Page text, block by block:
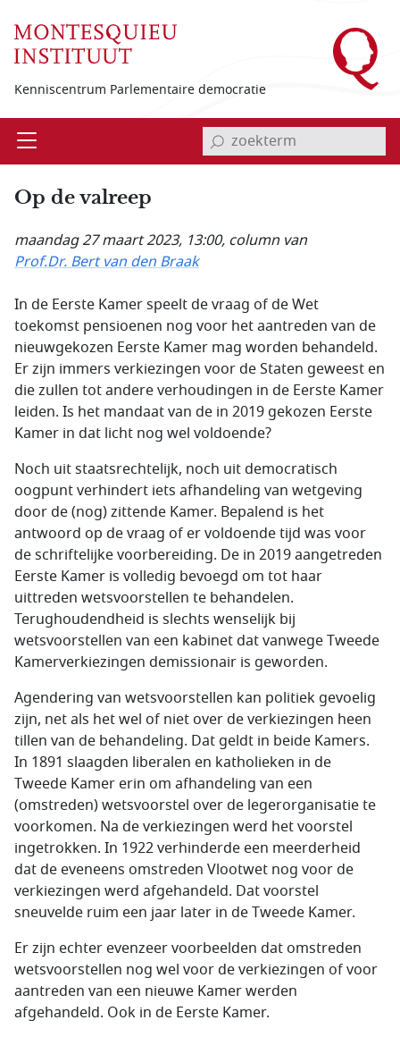
Kenniscentrum Parlementaire democratie
Open invoerveld zoekterm
Op de valreep
maandag 27 maart 2023, 13:00, column van
Prof.Dr. Bert van den Braak
In de Eerste Kamer speelt de vraag of de Wet
toekomst pensioenen nog voor het aantreden van de
nieuwgekozen Eerste Kamer mag worden behandeld.
Er zijn immers verkiezingen voor de Staten geweest en
die zullen tot andere verhoudingen in de Eerste Kamer
leiden. Is het mandaat van de in 2019 gekozen Eerste
Kamer in dat licht nog wel voldoende?
Noch uit staatsrechtelijk, noch uit democratisch
oogpunt verhindert iets afhandeling van wetgeving
door de (nog) zittende Kamer. Bepalend is het
antwoord op de vraag of er voldoende tijd was voor
de schriftelijke voorbereiding. De in 2019 aangetreden
Eerste Kamer is volledig bevoegd om tot haar
uittreden wetsvoorstellen te behandelen.
Terughoudendheid is slechts wenselijk bij
wetsvoorstellen van een kabinet dat vanwege Tweede
Kamerverkiezingen demissionair is geworden.
Agendering van wetsvoorstellen kan politiek gevoelig
zijn, net als het wel of niet over de verkiezingen heen
tillen van de behandeling. Dat geldt in beide Kamers.
In 1891 slaagden liberalen en katholieken in de
Tweede Kamer erin om afhandeling van een
(omstreden) wetsvoorstel over de legerorganisatie te
voorkomen. Na de verkiezingen werd het voorstel
ingetrokken. In 1922 verhinderde een meerderheid
dat de eveneens omstreden Vlootwet nog voor de
verkiezingen werd afgehandeld. Dat voorstel
sneuvelde ruim een jaar later in de Tweede Kamer.
Er zijn echter evenzeer voorbeelden dat omstreden
wetsvoorstellen nog wel voor de verkiezingen of voor
aantreden van een nieuwe Kamer werden
afgehandeld. Ook in de Eerste Kamer.